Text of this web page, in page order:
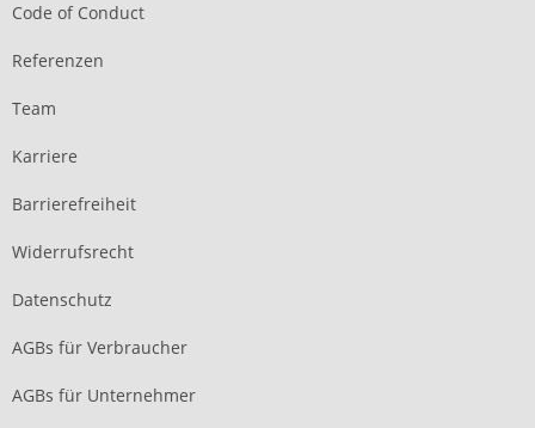
Code of Conduct
Referenzen
Team
Karriere
Barrierefreiheit
Widerrufsrecht
Datenschutz
AGBs für Verbraucher
AGBs für Unternehmer